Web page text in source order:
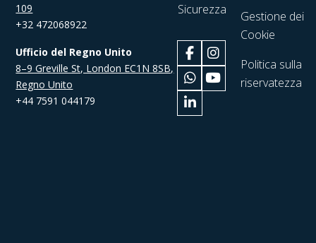
109
+32 472068922
Ufficio del Regno Unito
8–9 Greville St, London EC1N 8SB,
Regno Unito
+44 7591 044179
Sicurezza
Gestione dei
Cookie
Politica sulla
riservatezza